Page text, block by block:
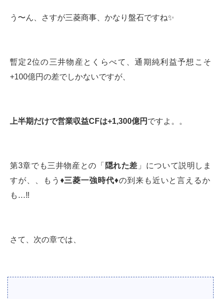
う〜ん、さすが三菱商事、かなり盤石ですね✨
暫定2位の三井物産とくらべて、通期純利益予想こそ
+100億円の差でしかないですが、
上半期だけで営業収益CFは+1,300億円 ですよ。。
第3章でも三井物産との「 隠れた差 」について説明しま
すが、、もう♦️三菱一強時代♦️の到来も近いと言えるか
も…‼️
さて、次の章では、